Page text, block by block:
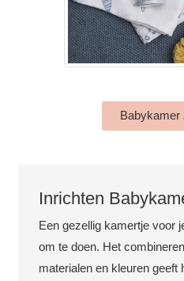
Babykamer
Inrichten
Een gezellig kamertje voor
om te doen. Het
materialen en kleuren geeft